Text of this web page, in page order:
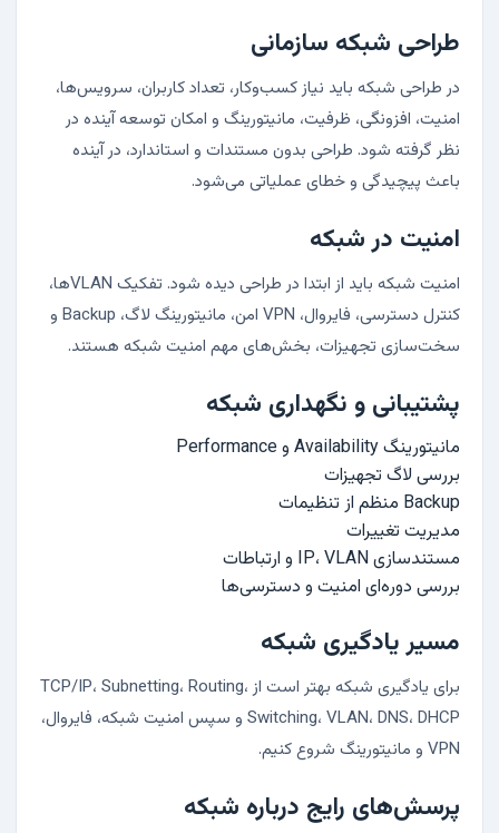
طراحی شبکه سازمانی
در طراحی شبکه باید نیاز کسب‌وکار، تعداد کاربران، سرویس‌ها،
امنیت، افزونگی، ظرفیت، مانیتورینگ و امکان توسعه آینده در
نظر گرفته شود. طراحی بدون مستندات و استاندارد، در آینده
باعث پیچیدگی و خطای عملیاتی می‌شود.
امنیت در شبکه
امنیت شبکه باید از ابتدا در طراحی دیده شود. تفکیک VLANها،
کنترل دسترسی، فایروال، VPN امن، مانیتورینگ لاگ، Backup و
سخت‌سازی تجهیزات، بخش‌های مهم امنیت شبکه هستند.
پشتیبانی و نگهداری شبکه
مانیتورینگ Availability و Performance
بررسی لاگ تجهیزات
Backup منظم از تنظیمات
مدیریت تغییرات
مستندسازی IP، VLAN و ارتباطات
بررسی دوره‌ای امنیت و دسترسی‌ها
مسیر یادگیری شبکه
برای یادگیری شبکه بهتر است از TCP/IP، Subnetting، Routing،
Switching، VLAN، DNS، DHCP و سپس امنیت شبکه، فایروال،
VPN و مانیتورینگ شروع کنیم.
پرسش‌های رایج درباره شبکه